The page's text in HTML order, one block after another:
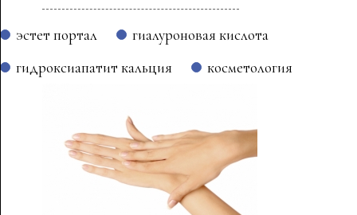
эстет портал
гиалуроновая кислота
гидроксиапатит кальция
косметология